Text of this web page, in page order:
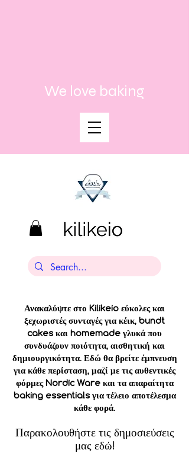
We love baking
Ανακαλύψτε στο Kilikeio εύκολες και
ξεχωριστές συνταγές για κέικ, bundt
cakes και homemade γλυκά που
συνδυάζουν ποιότητα, αισθητική και
δημιουργικότητα. Εδώ θα βρείτε έμπνευση
για κάθε περίσταση, μαζί με τις αυθεντικές
φόρμες Nordic Ware και τα απαραίτητα
baking essentials για τέλειο αποτέλεσμα
κάθε φορά.
Παρακολουθήστε τις δημοσιεύσεις
μας εδώ!